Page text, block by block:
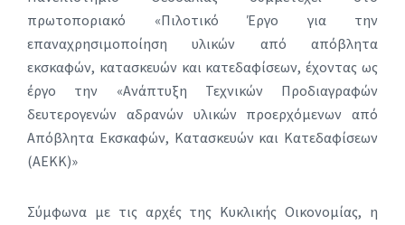
πρωτοποριακό «Πιλοτικό Έργο για την
επαναχρησιμοποίηση υλικών από απόβλητα
εκσκαφών, κατασκευών και κατεδαφίσεων, έχοντας ως
έργο την «Ανάπτυξη Τεχνικών Προδιαγραφών
δευτερογενών αδρανών υλικών προερχόμενων από
Απόβλητα Εκσκαφών, Κατασκευών και Κατεδαφίσεων
(ΑΕΚΚ)»
Σύμφωνα με τις αρχές της Κυκλικής Οικονομίας, η